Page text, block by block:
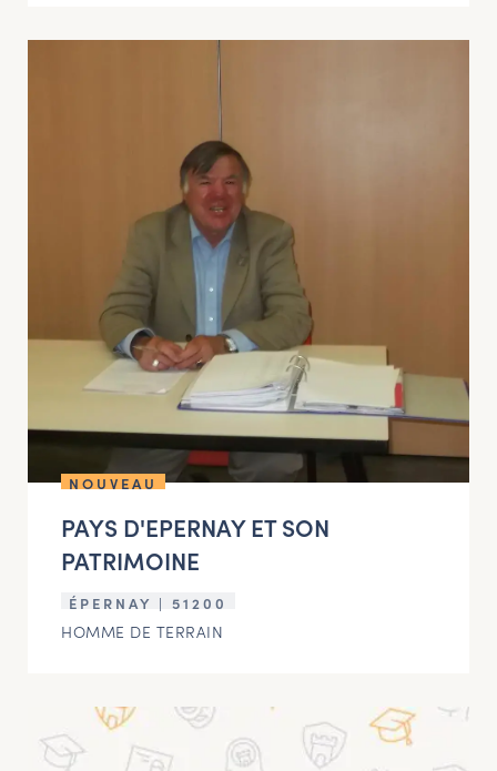
NOUVEAU
PAYS D'EPERNAY ET SON
PATRIMOINE
ÉPERNAY | 51200
HOMME DE TERRAIN